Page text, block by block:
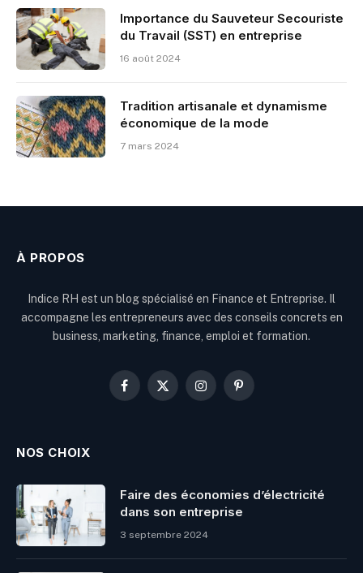
Importance du Sauveteur Secouriste
du Travail (SST) en entreprise
16 août 2024
Tradition artisanale et dynamisme
économique de la mode
7 mars 2024
À PROPOS
Indice RH est un blog spécialisé en Finance et Entreprise. Il
accompagne les entrepreneurs avec des conseils concrets en
business, marketing, finance, emploi et formation.
Facebook
X
InstagramPinterest
NOS CHOIX
Faire des économies d’électricité
dans son entreprise
3 septembre 2024